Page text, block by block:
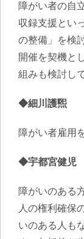
障がい者の自
収録支援とい
の整備」を検
開催を契機と
組みも検討し
◆細川護煕
障がい者雇用
◆宇都宮健児
障がいのある
人の権利確保
いのある人も